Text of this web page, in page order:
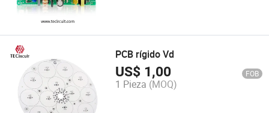
PCB rígido Vd
US$ 1,00 FOB
1 Pieza (MOQ)